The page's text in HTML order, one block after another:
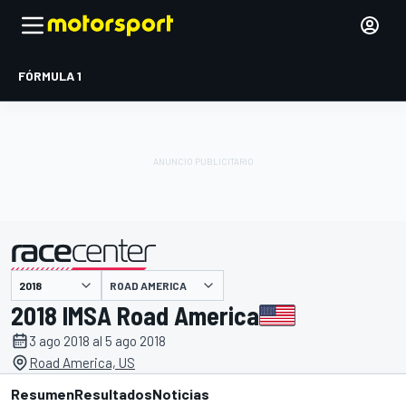
FÓRMULA 1
presentado por ROAD AMERICA
2018 IMSA Road America
3 ago 2018 al 5 ago 2018
Road America, US
ResumenResultadosNoticias